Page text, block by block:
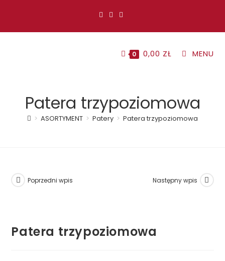
0 0,00 ZŁ MENU
Patera trzypoziomowa
> ASORTYMENT > Patery > Patera trzypoziomowa
Poprzedni wpis Następny wpis
Patera trzypoziomowa